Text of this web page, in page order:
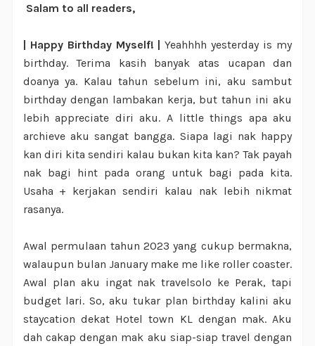
Salam to all readers,
| Happy Birthday Myself! |Yeahhhh yesterday is my
birthday. Terima kasih banyak atas ucapan dan
doanya ya. Kalau tahun sebelum ini, aku sambut
birthday dengan lambakan kerja, but tahun ini aku
lebih appreciate diri aku. A little things apa aku
archieve aku sangat bangga. Siapa lagi nak happy
kan diri kita sendiri kalau bukan kita kan? Tak payah
nak bagi hint pada orang untuk bagi pada kita.
Usaha + kerjakan sendiri kalau nak lebih nikmat
rasanya.
Awal permulaan tahun 2023 yang cukup bermakna,
walaupun bulan January make me like roller coaster.
Awal plan aku ingat nak travelsolo ke Perak, tapi
budget lari. So, aku tukar plan birthday kalini aku
staycation dekat Hotel town KL dengan mak. Aku
dah cakap dengan mak aku siap-siap travel dengan